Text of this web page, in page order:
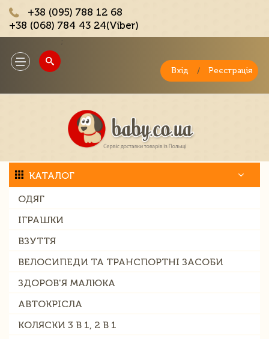
+38 (095) 788 12 68
+38 (068) 784 43 24(Viber)
Toggle
navigation
Вхід / Реєстрація
КАТАЛОГ
ОДЯГ
ІГРАШКИ
ВЗУТТЯ
ВЕЛОСИПЕДИ ТА ТРАНСПОРТНІ ЗАСОБИ
ЗДОРОВ'Я МАЛЮКА
АВТОКРІСЛА
КОЛЯСКИ 3 В 1, 2 В 1